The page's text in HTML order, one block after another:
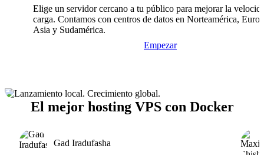
Elige un servidor cercano a tu público para mejorar la
carga. Contamos con centros de datos en Norteamérica,
Asia y Sudamérica.
Empezar
El mejor hosting VPS con Docker
Gad Iradufasha